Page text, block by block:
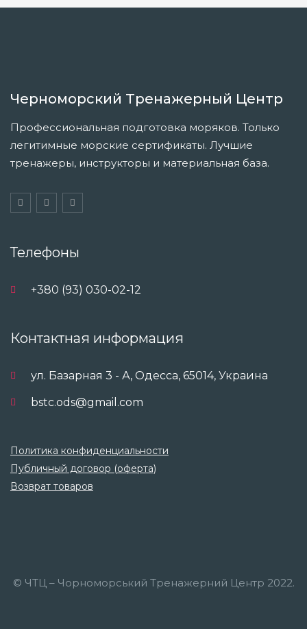
Черноморский Тренажерный Центр
Профессиональная подготовка моряков. Только
легитимные морские сертификаты. Лучшие
тренажеры, инструкторы и материальная база.
Телефоны
+380 (93) 030-02-12
Контактная информация
ул. Базарная 3 - А, Одесса, 65014, Украина
bstc.ods@gmail.com
Политика конфиденциальности
Публичный договор (оферта)
Возврат товаров
© ЧТЦ – Чорноморський Тренажерний Центр 2022.